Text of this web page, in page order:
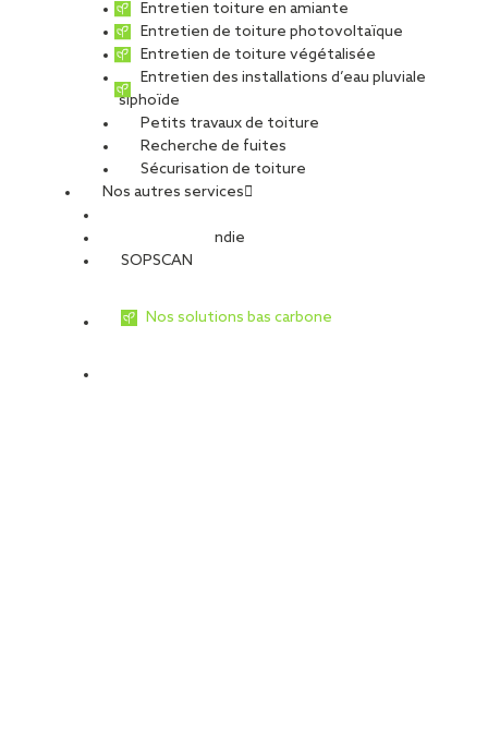
Entretien toiture en amiante
Entretien de toiture photovoltaïque
Entretien de toiture végétalisée
Entretien des installations d’eau pluviale
siphoïde
Petits travaux de toiture
Recherche de fuites
Sécurisation de toiture
Nos autres services
Sécurité Incendie
SOPSCAN
Nos solutions bas carbone